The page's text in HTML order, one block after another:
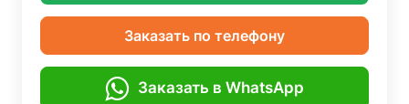
Заказать по телефону
Заказать в WhatsApp